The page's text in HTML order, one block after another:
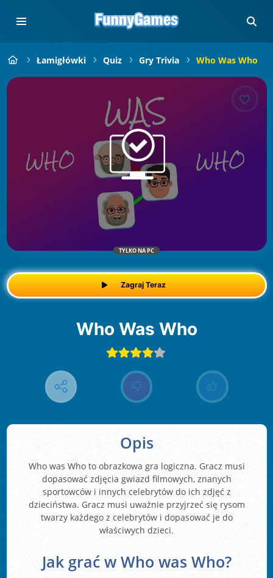
Łamigłówki Quiz Gry Trivia Who Was Who
TYLKO NA PC
Zagraj Teraz
Who Was Who
Opis
Who was Who to obrazkowa gra logiczna. Gracz musi
dopasować zdjęcia gwiazd filmowych, znanych
sportowców i innych celebrytów do ich zdjęć z
dzieciństwa. Gracz musi uważnie przyjrzeć się rysom
twarzy każdego z celebrytów i dopasować je do
właściwych dzieci.
Jak grać w Who was Who?